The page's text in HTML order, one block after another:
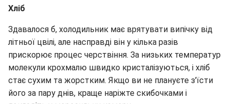
Хліб
Здавалося б, холодильник має врятувати випічку від
літньої цвілі, але насправді він у кілька разів
прискорює процес черствіння. За низьких температур
молекули крохмалю швидко кристалізуються, і хліб
стає сухим та жорстким. Якщо ви не плануєте з'їсти
його за пару днів, краще наріжте скибочками і